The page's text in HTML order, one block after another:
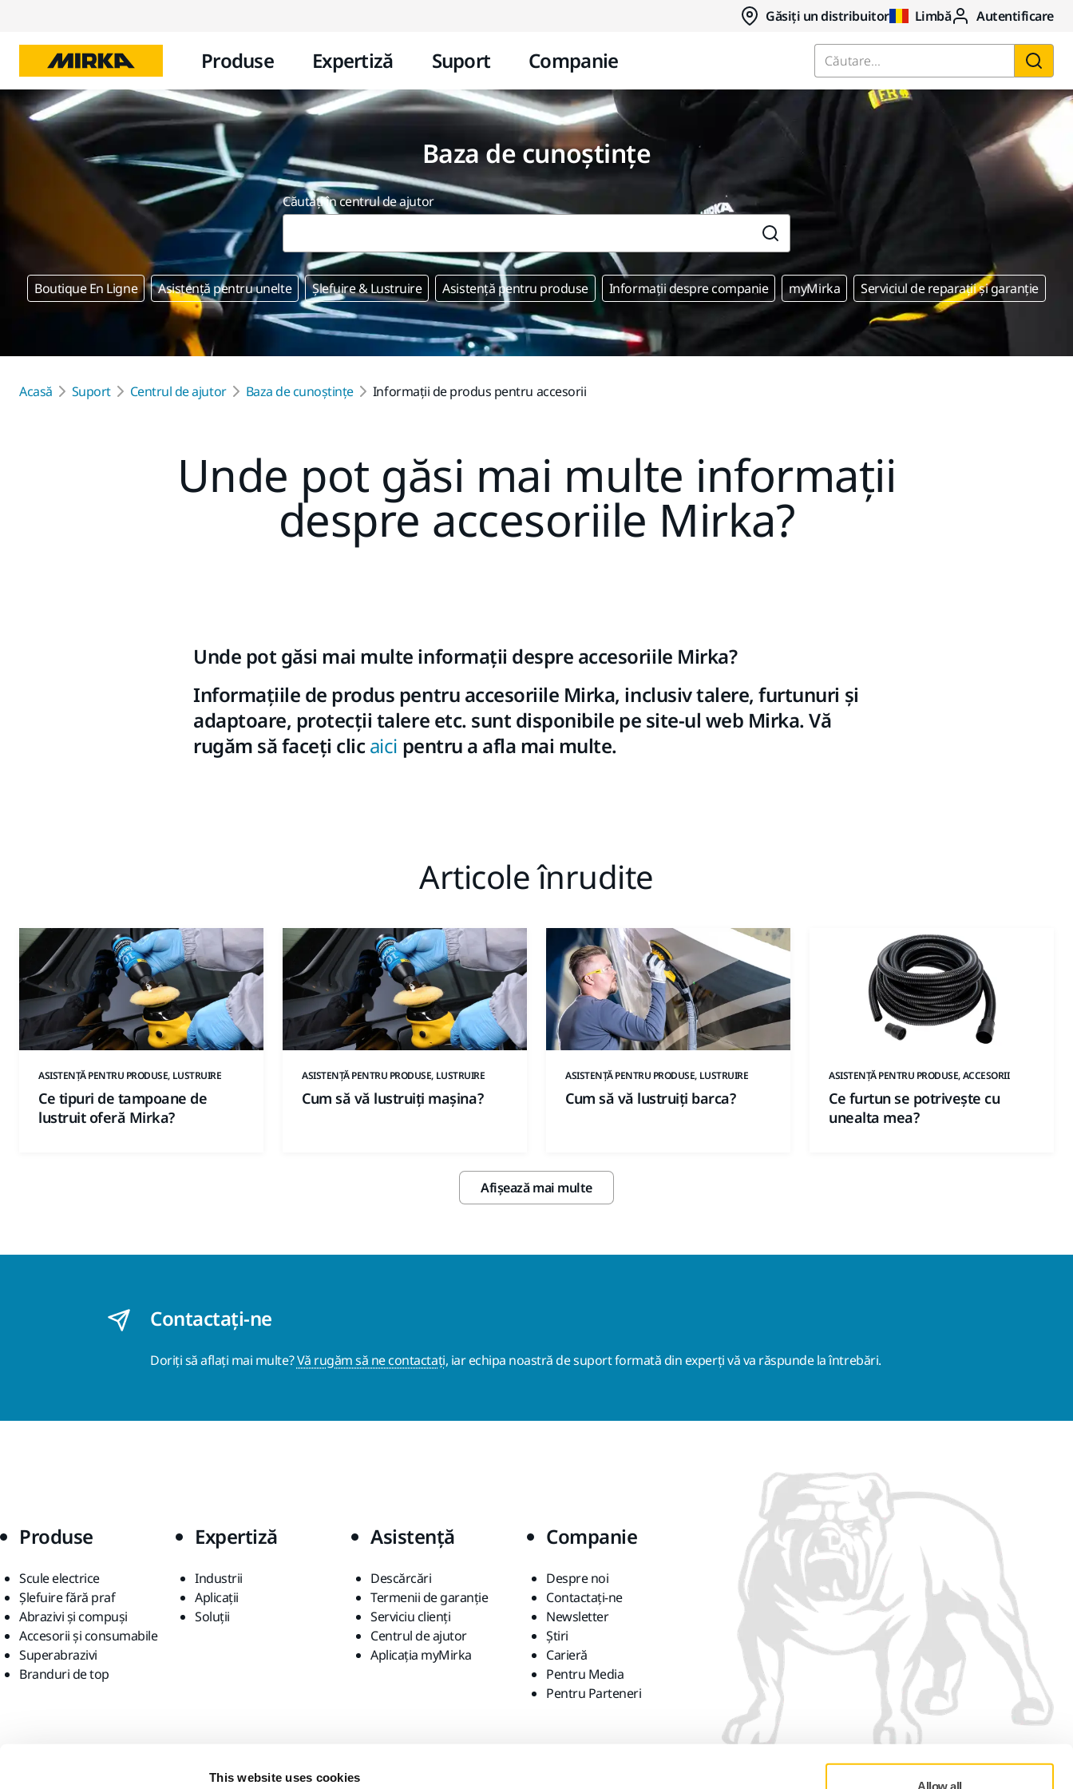
This website uses cookies
Allow all
Găsiți un distribuitor Limbă Autentificare
Produse Expertiză Suport Companie Căutare...
Baza de cunoștințe
Căutați în centrul de ajutor
Boutique En Ligne Asistență pentru unelte Șlefuire & Lustruire Asistență pentru produse Informații despre companie myMirka Serviciul de reparații și garanție
Acasă Suport Centrul de ajutor Baza de cunoștințe Informații de produs pentru accesorii
Unde pot găsi mai multe informații
despre accesoriile Mirka?
Unde pot găsi mai multe informații despre accesoriile Mirka?
Informațiile de produs pentru accesoriile Mirka, inclusiv talere, furtunuri și
adaptoare, protecții talere etc. sunt disponibile pe site-ul web Mirka. Vă
rugăm să faceți clicaici pentru a afla mai multe.
Articole înrudite
ASISTENȚĂ PENTRU PRODUSE, LUSTRUIRE
Ce tipuri de tampoane de
lustruit oferă Mirka?
ASISTENȚĂ PENTRU PRODUSE, LUSTRUIRE
Cum să vă lustruiți mașina?
ASISTENȚĂ PENTRU PRODUSE, LUSTRUIRE
Cum să vă lustruiți barca?
ASISTENȚĂ PENTRU PRODUSE, ACCESORII
Ce furtun se potrivește cu
unealta mea?
Afișează mai multe
Contactaţi-ne
Doriți să aflați mai multe?Vă rugăm să ne contactați, iar echipa noastră de suport formată din experți vă va răspunde la întrebări.
Produse
Scule electrice
Șlefuire fără praf
Abrazivi și compuși
Accesorii și consumabile
Superabrazivi
Branduri de top
Expertiză
Industrii
Aplicații
Soluții
Asistență
Descărcări
Termenii de garanție
Serviciu clienți
Centrul de ajutor
Aplicația myMirka
Companie
Despre noi
Contactaţi-ne
Newsletter
Știri
Carieră
Pentru Media
Pentru Parteneri